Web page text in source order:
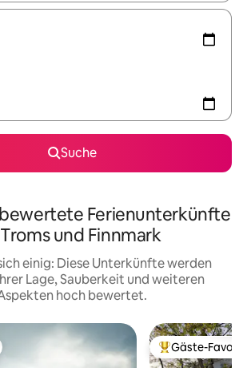
Suche
Ferienunterkünfte
und Finnmark
einig: Diese Unterkünfte werden
Lage, Sauberkeit und weiteren
hoch bewertet.
Beliebter Gäste-
Gäste-Favorit